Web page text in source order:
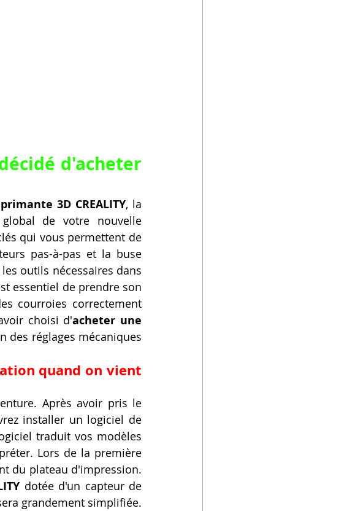
d'acheter
3D CREALITY, la
de votre nouvelle
qui vous permettent de
pas-à-pas et la buse
outils nécessaires dans
essentiel de prendre son
courroies correctement
choisi d'acheter une
des réglages mécaniques
quand on vient
Après avoir pris le
installer un logiciel de
traduit vos modèles
Lors de la première
du plateau d'impression.
dotée d'un capteur de
grandement simplifiée.